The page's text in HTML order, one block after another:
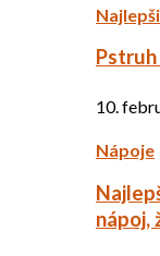
10.
Nápoje
nápoj,